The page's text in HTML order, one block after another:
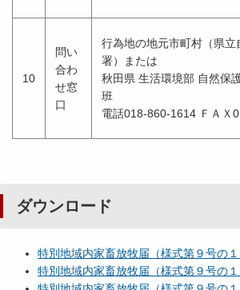
10
問い
合わ
せ窓
口
行為地の地元市町村（県立
署）または
秋田県 生活環境部 自然保
班
電話018-860-1614 ＦＡＸ
ダウンロード
特別地域内家畜放牧届（様式第９号の
特別地域内家畜放牧届（様式第９号の